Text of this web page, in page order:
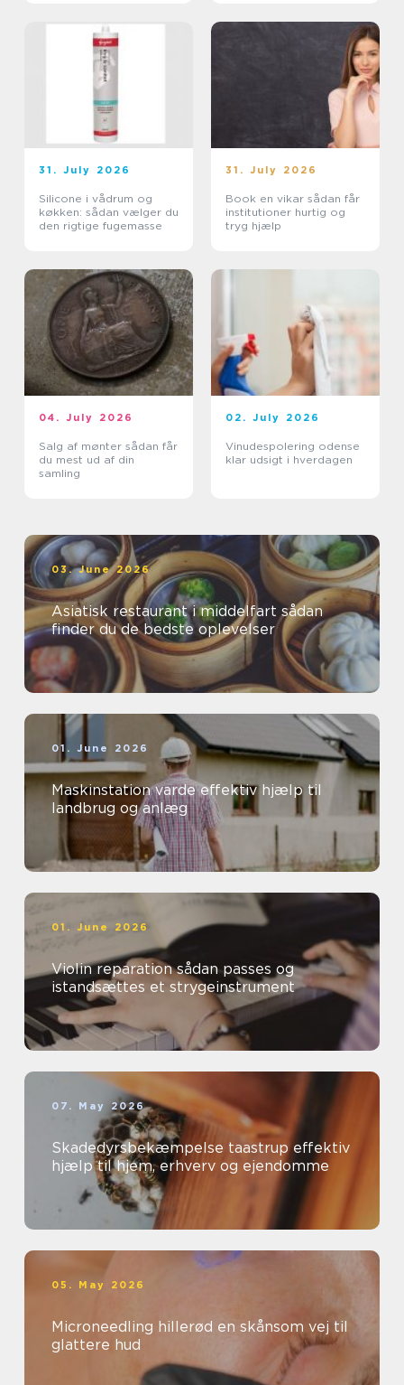
31. July 2026
Silicone i vådrum og
køkken: sådan vælger du
den rigtige fugemasse
31. July 2026
Book en vikar sådan får
institutioner hurtig og
tryg hjælp
04. July 2026
Salg af mønter sådan får
du mest ud af din
samling
02. July 2026
Vinudespolering odense
klar udsigt i hverdagen
03. June 2026
Asiatisk restaurant i middelfart sådan
finder du de bedste oplevelser
01. June 2026
Maskinstation varde effektiv hjælp til
landbrug og anlæg
01. June 2026
Violin reparation sådan passes og
istandsættes et strygeinstrument
07. May 2026
Skadedyrsbekæmpelse taastrup effektiv
hjælp til hjem, erhverv og ejendomme
05. May 2026
Microneedling hillerød en skånsom vej til
glattere hud